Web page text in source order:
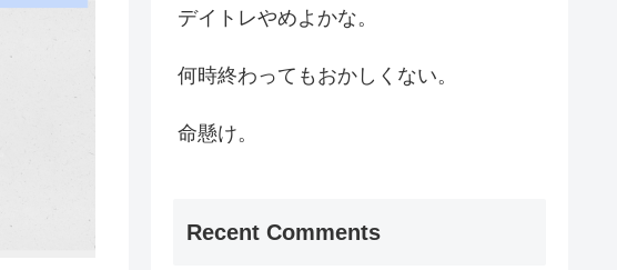
デイトレやめよかな。
何時終わってもおかしくない。
命懸け。
Recent Comments